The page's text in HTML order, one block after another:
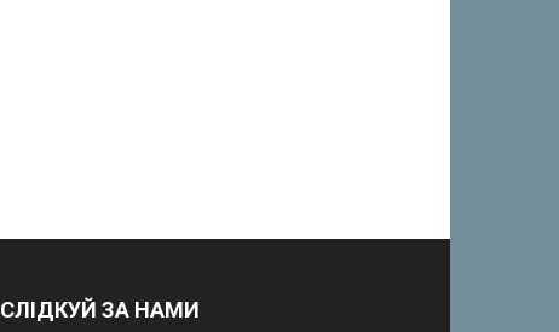
СЛІДКУЙ ЗА НАМИ